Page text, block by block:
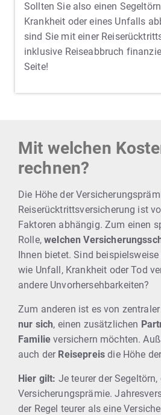
Sollten Sie also einen
Krankheit oder eines Unfalls
sind Sie mit einer
inklusive Reiseabbruch
Seite!
Mit welchen
rechnen?
Die Höhe der
Reiserücktrittsversicherung ist
Faktoren abhängig. Zum einen
Rolle,welchen
Ihnen bietet. Sind
wie Unfall, Krankheit oder Tod
andere Unvorhersehbarkeiten?
Zum anderen ist es von
nur sich, einen zusätzlichen
Familieversichern möchten.
auch der Reisepreis die Höhe
Hier gilt: Je teurer der
Versicherungsprämie.
der Regel teurer als eine